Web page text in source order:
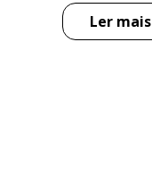
Ler mais